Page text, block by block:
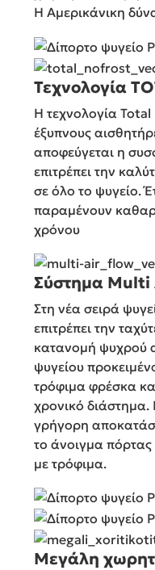
Η Αμερικάνικη
Τεχνολογία
Η τεχνολογία Total
έξυπνους
αποφεύγεται η
επιτρέπει την
σε όλο το ψυγείο.
παραμένουν
χρόνου
Σύστημα Multi
Στη νέα σειρά
επιτρέπει την
κατανομή ψυχρού
ψυγείου
τρόφιμα φρέσκα
χρονικό διάστημα.
γρήγορη
το άνοιγμα
με τρόφιμα.
Μεγάλη